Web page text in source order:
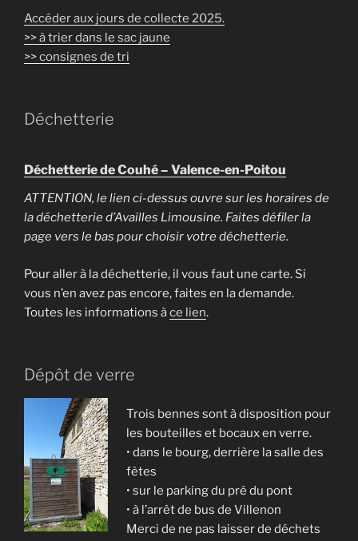
Accéder aux jours de collecte 2025.
>> à trier dans le sac jaune
>> consignes de tri
Déchetterie
Déchetterie de Couhé – Valence-en-Poitou
ATTENTION, le lien ci-dessus ouvre sur les horaires de
la déchetterie d’Availles Limousine. Faites défiler la
page vers le bas pour choisir votre déchetterie.
Pour aller à la déchetterie, il vous faut une carte. Si
vous n’en avez pas encore, faites en la demande.
Toutes les informations àce lien.
Dépôt de verre
Trois bennes sont à disposition pour
les bouteilles et bocaux en verre.
• dans le bourg, derrière la salle des
fêtes
• sur le parking du pré du pont
• à l’arrêt de bus de Villenon
Merci de ne pas laisser de déchets